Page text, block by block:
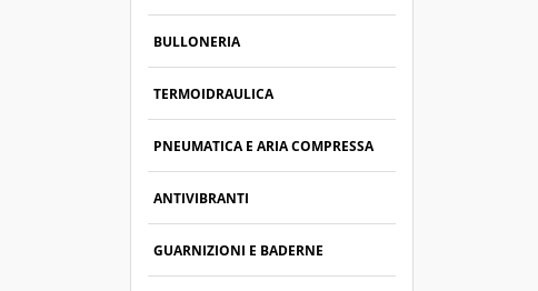
BULLONERIA
TERMOIDRAULICA
PNEUMATICA E ARIA COMPRESSA
ANTIVIBRANTI
GUARNIZIONI E BADERNE